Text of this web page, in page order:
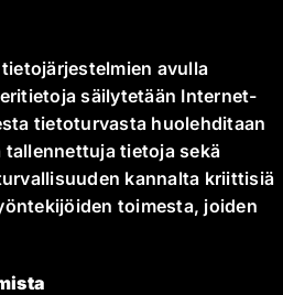
avulla
säilytetään Internet-
tietoturvasta huolehditaan
tietoja sekä
kannalta kriittisiä
toimesta, joiden